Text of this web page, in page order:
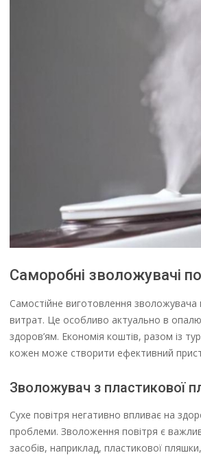
Саморобні зволожувачі
Самостійне виготовлення зволожувача
витрат. Це особливо актуально в
здоров’ям. Економія коштів, разом із
кожен може створити ефективний
Зволожувач з пластикової
Сухе повітря негативно впливає на
проблеми. Зволоження повітря є
засобів, наприклад, пластикової